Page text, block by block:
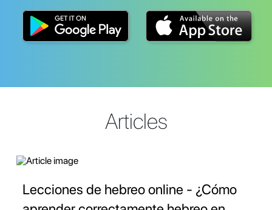
Articles
Lecciones de hebreo online - ¿Cómo